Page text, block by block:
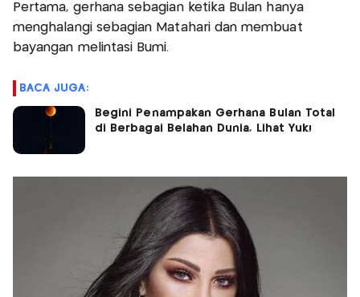
Pertama, gerhana sebagian ketika Bulan hanya
menghalangi sebagian Matahari dan membuat
bayangan melintasi Bumi.
BACA JUGA:
Begini Penampakan Gerhana Bulan Total
di Berbagai Belahan Dunia, Lihat Yuk!